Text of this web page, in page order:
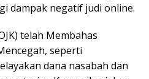
dampak negatif judi online.
telah Membahas
seperti
dana nasabah dan